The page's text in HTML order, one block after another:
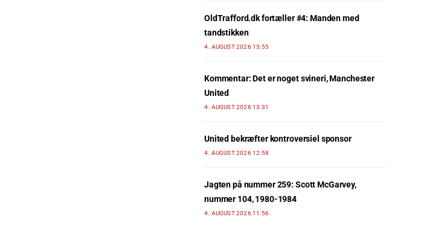
OldTrafford.dk fortæller #4: Manden med
tandstikken
4. AUGUST 2026 13:55
Kommentar: Det er noget svineri, Manchester
United
4. AUGUST 2026 13:31
United bekræfter kontroversiel sponsor
4. AUGUST 2026 12:58
Jagten på nummer 259: Scott McGarvey,
nummer 104, 1980-1984
4. AUGUST 2026 11:56